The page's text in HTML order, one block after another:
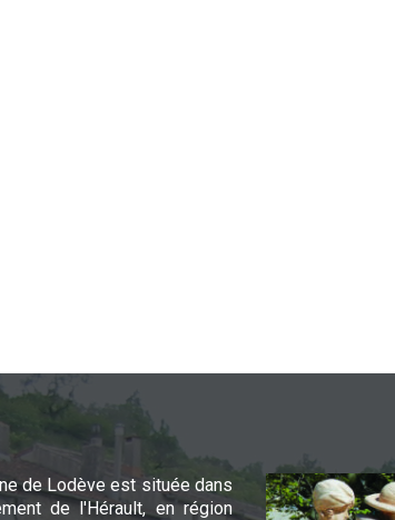
de Lodève est située dans
de l'Hérault, en région